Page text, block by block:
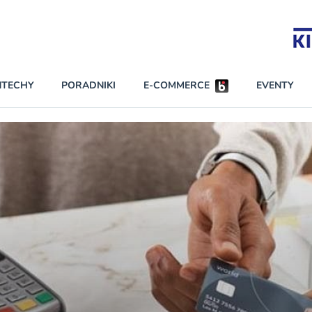
BEZPIECZEŃSTWO
INNI NAPISALI
RAPORTY SPECJALNE
NAJCZĘŚCIEJ CZYTANE
Darmowy
wszystkich
W
darmo przez
Czytaj więcej
PORADNIKI E-COMMERCE EVENTY